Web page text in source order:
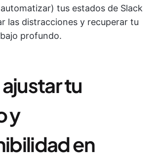
tus estados de Slack
las distracciones y recuperar tu
profundo.
tu
y
en